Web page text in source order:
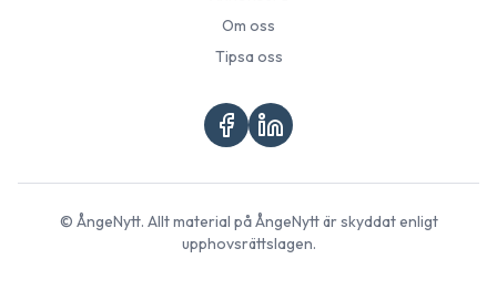
Om oss
Tipsa oss
© ÅngeNytt. Allt material påÅngeNyttär skyddat enligt
upphovsrättslagen.